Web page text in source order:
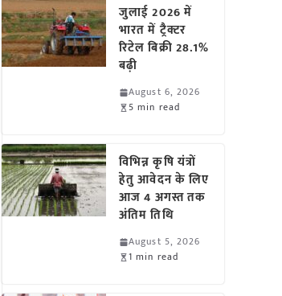
जुलाई 2026 में
भारत में ट्रैक्टर
रिटेल बिक्री 28.1%
बढ़ी
August 6, 2026
5 min read
विभिन्न कृषि यंत्रों
हेतु आवेदन के लिए
आज 4 अगस्त तक
अंतिम तिथि
August 5, 2026
1 min read